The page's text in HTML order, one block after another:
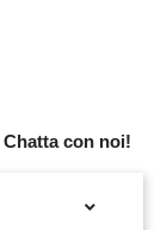
Chatta con noi!
